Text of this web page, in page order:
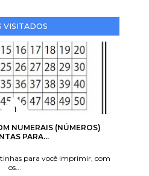
VISITADOS
NUMERAIS (NÚMEROS)
PARA...
para você imprimir, com
os...